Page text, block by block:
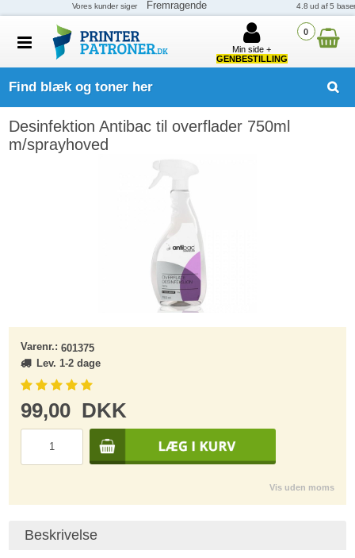
0
Min side +
GENBESTILLING
Find blæk og toner her
Desinfektion Antibac til overflader 750ml
m/sprayhoved
Varenr.:601375
Lev. 1-2 dage
99,00 DKK
Vis uden moms
Beskrivelse